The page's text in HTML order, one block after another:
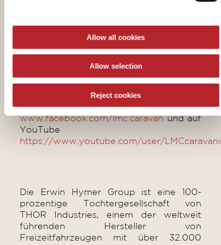
Allow all cookies
Allow selection
Reject cookies
65 Jahren in eigener Produktionsstätte
Freizeitfahrzeuge, die sich durch eine
hohe Qualität, Langlebigkeit, Sicherheit
und viele clevere Ideen an Bord
ermöglichen. Mehr über LMC Caravan
erfahren Sie auf der Website www.lmc-
caravan.de, bei Facebook unter
www.facebook.com/lmc.caravan und auf
YouTube
https://www.youtube.com/user/
Die Erwin Hymer Group ist eine 100-
prozentige Tochtergesellschaft von
THOR Industries, einem der weltweit
führenden Hersteller von
Freizeitfahrzeugen mit über 32.000